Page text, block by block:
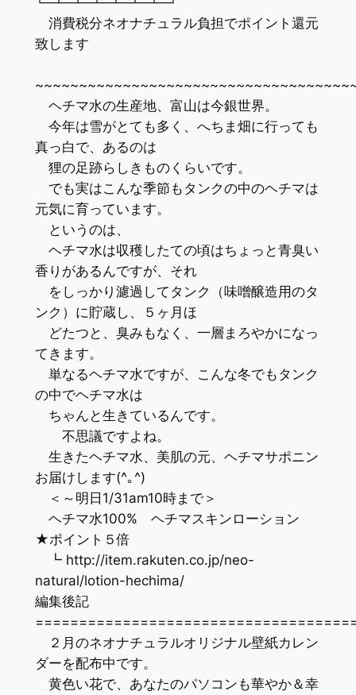
消費税分ネオナチュラル負担でポイント還元
致します
ヘチマ水の生産地、富山は今銀世界。
今年は雪がとても多く、へちま畑に行っても
真っ白で、あるのは
狸の足跡らしきものくらいです。
でも実はこんな季節もタンクの中のヘチマは
元気に育っています。
というのは、
ヘチマ水は収穫したての頃はちょっと青臭い
香りがあるんですが、それ
をしっかり濾過してタンク（味噌醸造用のタ
ンク）に貯蔵し、５ヶ月ほ
どたつと、臭みもなく、一層まろやかになっ
てきます。
単なるヘチマ水ですが、こんな冬でもタンク
の中でヘチマ水は
ちゃんと生きているんです。
不思議ですよね。
生きたヘチマ水、美肌の元、ヘチマサポニン
お届けします(^｡^)
＜～明日1/31am10時まで＞
ヘチマ水100% ヘチマスキンローション
★ポイント５倍
┗ http://item.rakuten.co.jp/neo-
natural/lotion-hechima/
編集後記
２月のネオナチュラルオリジナル壁紙カレン
ダーを配布中です。
黄色い花で、あなたのパソコンも華やか＆幸